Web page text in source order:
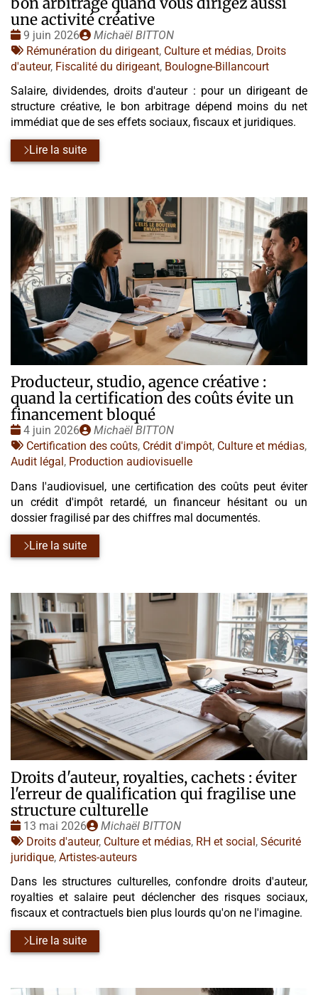
une activité créative
Date
:
9 juin 2026
Publié
par
Michaël BITTON
Tags
:
Rémunération du dirigeant, Culture et médias, Droits
d'auteur, Fiscalité du dirigeant, Boulogne-Billancourt
Salaire, dividendes, droits d'auteur : pour un dirigeant de
structure créative, le bon arbitrage dépend moins du net
immédiat que de ses effets sociaux, fiscaux et juridiques.
Lire la suite
Producteur, studio, agence créative :
quand la certification des coûts évite un
financement bloqué
Date
:
4 juin 2026
Publié
par
Michaël BITTON
Tags
:
Certification des coûts, Crédit d'impôt, Culture et médias,
Audit légal, Production audiovisuelle
Dans l'audiovisuel, une certification des coûts peut éviter
un crédit d'impôt retardé, un financeur hésitant ou un
dossier fragilisé par des chiffres mal documentés.
Lire la suite
Droits d'auteur, royalties, cachets : éviter
l'erreur de qualification qui fragilise une
structure culturelle
Date
:
13 mai 2026
Publié
par
Michaël BITTON
Tags
:
Droits d'auteur, Culture et médias, RH et social, Sécurité
juridique, Artistes-auteurs
Dans les structures culturelles, confondre droits d'auteur,
royalties et salaire peut déclencher des risques sociaux,
fiscaux et contractuels bien plus lourds qu'on ne l'imagine.
Lire la suite